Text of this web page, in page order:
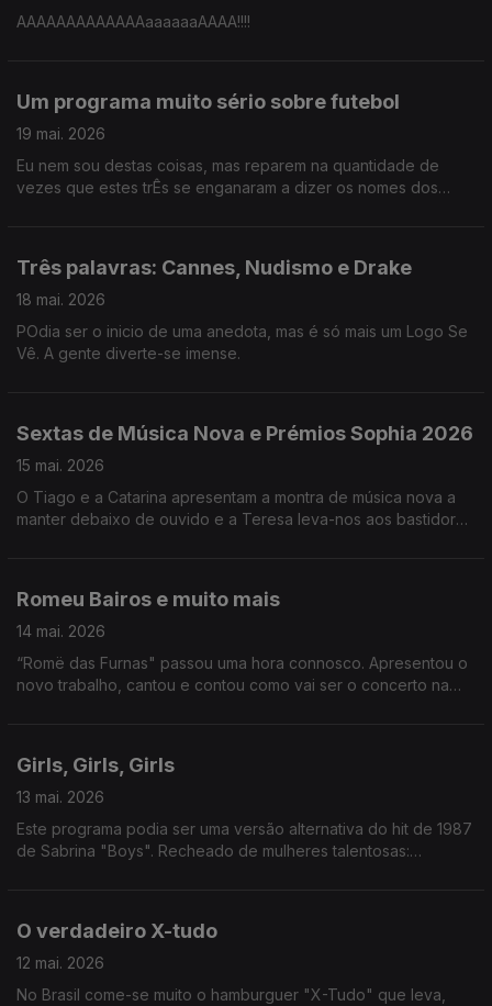
AAAAAAAAAAAAAaaaaaaAAAA!!!!
Um programa muito sério sobre futebol
19 mai. 2026
Eu nem sou destas coisas, mas reparem na quantidade de
vezes que estes trÊs se enganaram a dizer os nomes dos
Três palavras: Cannes, Nudismo e Drake
18 mai. 2026
POdia ser o inicio de uma anedota, mas é só mais um Logo Se
Vê. A gente diverte-se imense.
Sextas de Música Nova e Prémios Sophia 2026
15 mai. 2026
O Tiago e a Catarina apresentam a montra de música nova a
manter debaixo de ouvido e a Teresa leva-nos aos bastidores
Romeu Bairos e muito mais
14 mai. 2026
“Romë das Furnas" passou uma hora connosco. Apresentou o
novo trabalho, cantou e contou como vai ser o concerto na
Girls, Girls, Girls
13 mai. 2026
Este programa podia ser uma versão alternativa do hit de 1987
de Sabrina "Boys". Recheado de mulheres talentosas:
O verdadeiro X-tudo
12 mai. 2026
No Brasil come-se muito o hamburguer "X-Tudo" que leva,